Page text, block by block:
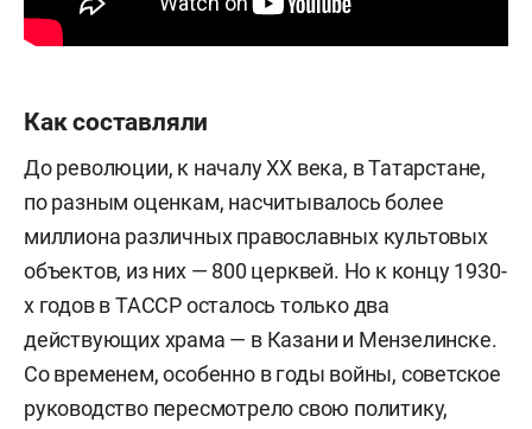
Как составляли
До революции, к началу XX века, в Татарстане,
по разным оценкам, насчитывалось более
миллиона различных православных культовых
объектов, из них — 800 церквей. Но к концу 1930-
х годов в ТАССР осталось только два
действующих храма — в Казани и Мензелинске.
Со временем, особенно в годы войны, советское
руководство пересмотрело свою политику,